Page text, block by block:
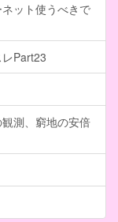
ット使うべきで
Part23
測、窮地の安倍